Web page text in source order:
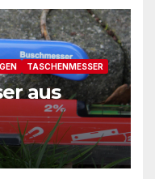
TASCHENMESSER
aus